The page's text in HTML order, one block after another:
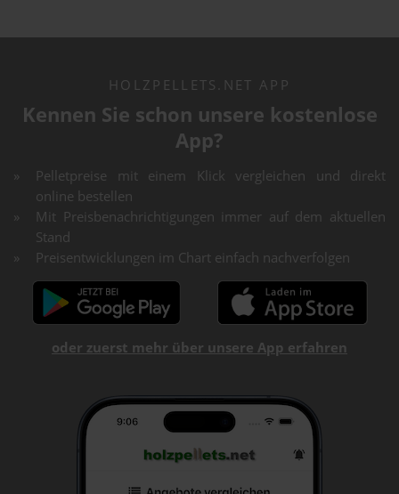
HOLZPELLETS.NET APP
Kennen Sie schon unsere kostenlose
App?
Pelletpreise mit einem Klick vergleichen und direkt
online bestellen
Mit Preisbenachrichtigungen immer auf dem aktuellen
Stand
Preisentwicklungen im Chart einfach nachverfolgen
oder zuerst mehr über unsere App erfahren